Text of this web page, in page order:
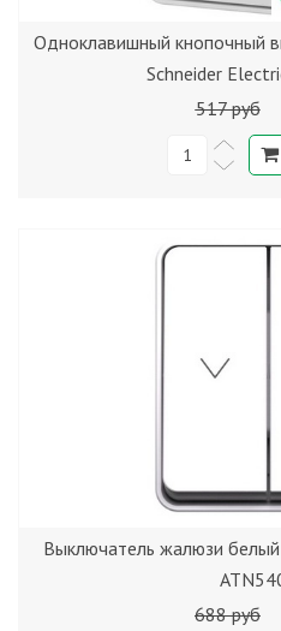
Одноклавишный кнопочный
Schneider
517 руб
Выключатель жалюзи
688 руб